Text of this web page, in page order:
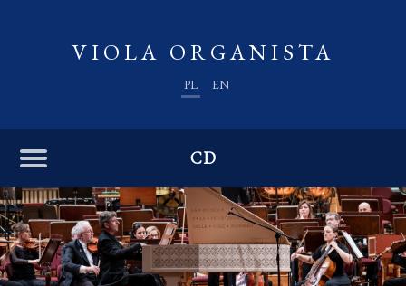
VIOLA ORGANISTA
PL EN
CD